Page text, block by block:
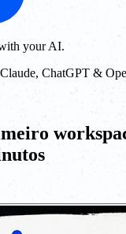
your AI.
ChatGPT &